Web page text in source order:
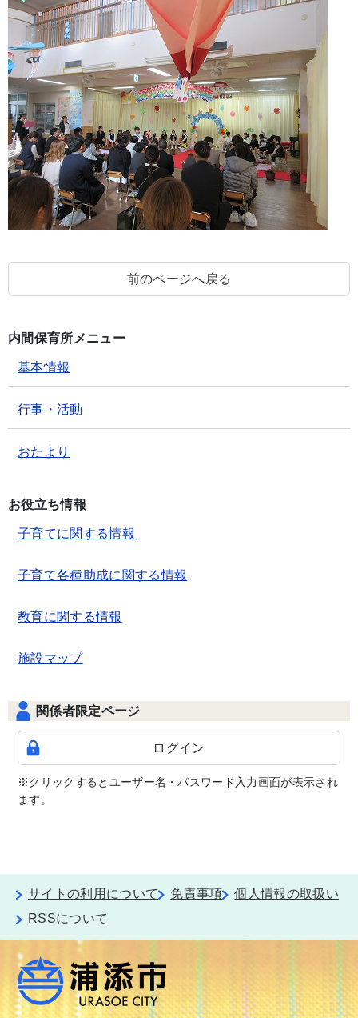
前のページへ戻る
内間保育所メニュー
基本情報
行事・活動
おたより
お役立ち情報
子育てに関する情報
子育て各種助成に関する情報
教育に関する情報
施設マップ
関係者限定ページ
ログイン
※クリックするとユーザー名・パスワード入力画面が表示され
ます。
サイトの利用について 免責事項
個人情報の取扱い
RSSについて